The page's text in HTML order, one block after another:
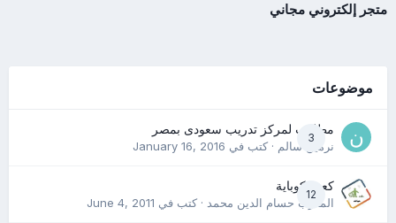
متجر إلكتروني مجاني
موضوعات
3
مطلوب لمركز تدريب سعودى بمصر
نرمين سالم· كتب في January 16, 2016
12
كعب كوباية
المدرب حسام الدين محمد· كتب في June 4, 2011